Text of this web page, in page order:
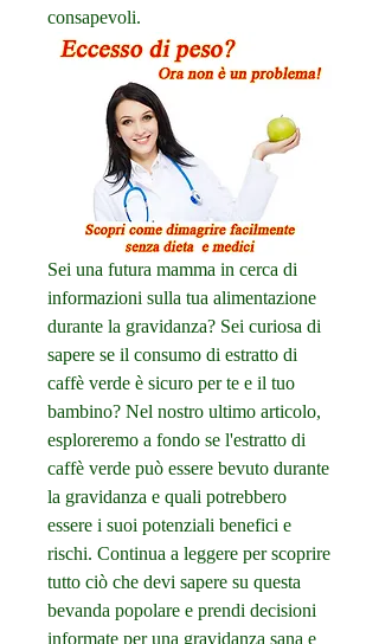
consapevoli.
Sei una futura mamma in cerca di
informazioni sulla tua alimentazione
durante la gravidanza? Sei curiosa di
sapere se il consumo di estratto di
caffè verde è sicuro per te e il tuo
bambino? Nel nostro ultimo articolo,
esploreremo a fondo se l'estratto di
caffè verde può essere bevuto durante
la gravidanza e quali potrebbero
essere i suoi potenziali benefici e
rischi. Continua a leggere per scoprire
tutto ciò che devi sapere su questa
bevanda popolare e prendi decisioni
informate per una gravidanza sana e